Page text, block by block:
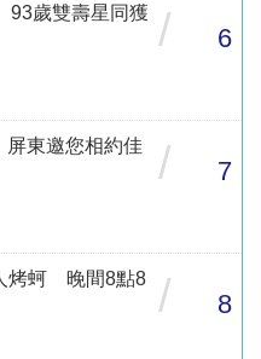
歲雙壽星同獲 / 6
東邀您相約佳
/ 7
烤蚵 晚間8點8
/ 8